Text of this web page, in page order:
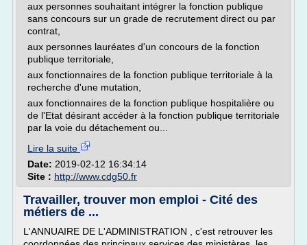
aux personnes souhaitant intégrer la fonction publique
sans concours sur un grade de recrutement direct ou par
contrat,
aux personnes lauréates d'un concours de la fonction
publique territoriale,
aux fonctionnaires de la fonction publique territoriale à la
recherche d'une mutation,
aux fonctionnaires de la fonction publique hospitalière ou
de l'Etat désirant accéder à la fonction publique territoriale
par la voie du détachement ou...
Lire la suite
Date: 2019-02-12 16:34:14
Site : http://www.cdg50.fr
Travailler, trouver mon emploi - Cité des
métiers de ...
L'ANNUAIRE DE L'ADMINISTRATION , c'est retrouver les